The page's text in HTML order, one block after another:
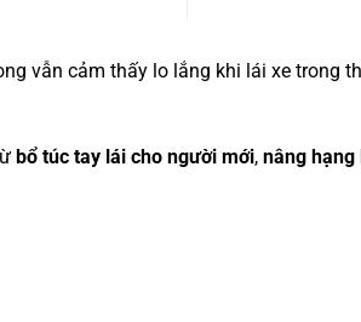
vẫn cảm thấy lo lắng khi lái xe trong
bổ túc tay lái cho người mới, nâng hạng